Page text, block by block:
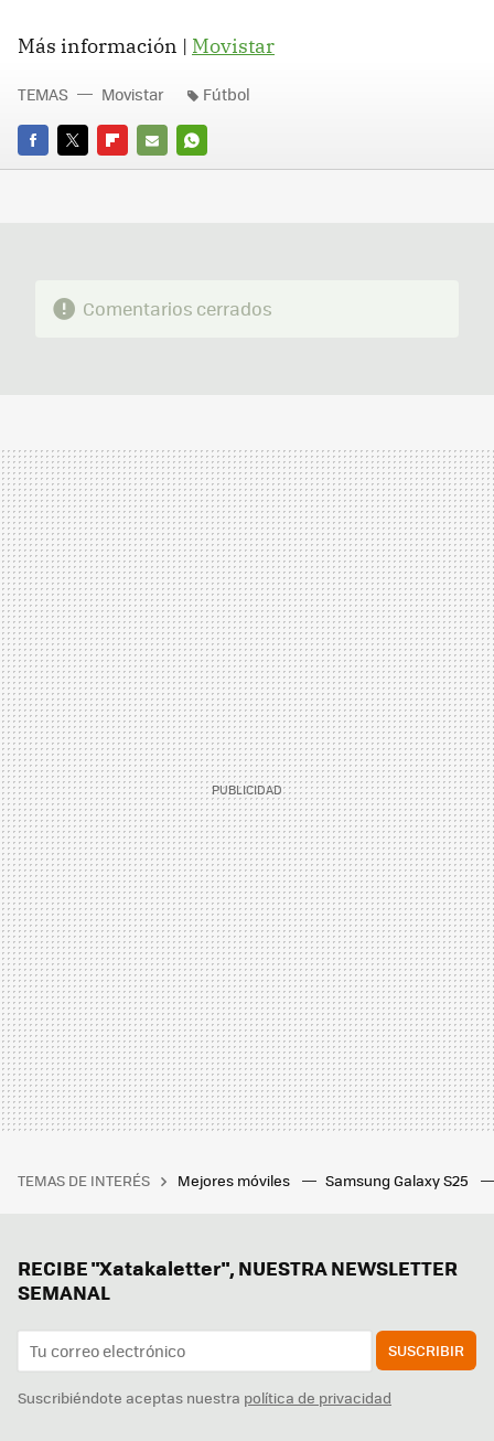
Más información | Movistar
FACEBOOK
TWITTERFLIPBOARD
E-
WHATSAPP
TEMAS Movistar Fútbol
Comentarios cerrados
TEMAS DE INTERÉS Mejores móviles Samsung Galaxy S25
RECIBE "Xatakaletter", NUESTRA NEWSLETTER
SEMANAL
SUSCRIBIR
Suscribiéndote aceptas nuestra política de privacidad